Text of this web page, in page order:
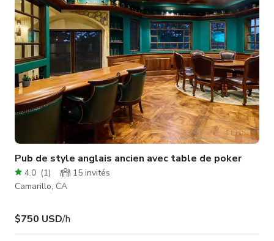
nombreuses opti
Pub de style anglais ancien avec table de poker
4.0 (1) 15 invités
Camarillo, CA
$750 USD/h